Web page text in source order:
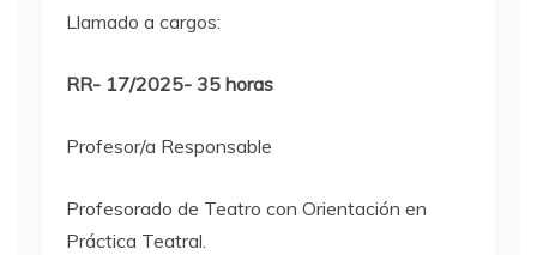
Llamado a cargos:
RR- 17/2025- 35 horas
Profesor/a Responsable
Profesorado de Teatro con Orientación en
Práctica Teatral.